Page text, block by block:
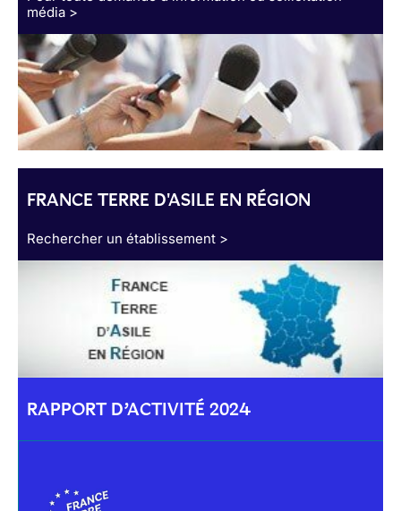
média >
FRANCE TERRE D'ASILE EN RÉGION
Rechercher un établissement >
RAPPORT D’ACTIVITÉ 2024